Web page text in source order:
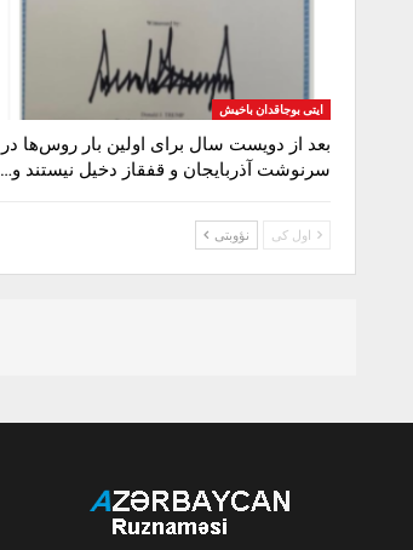
ایتی بوجاقدان باخیش
بعد از دویست سال برای اولین بار روس‌ها در
سرنوشت آذربایجان و قفقاز دخیل نیستند و…
اول کی نؤوبتی